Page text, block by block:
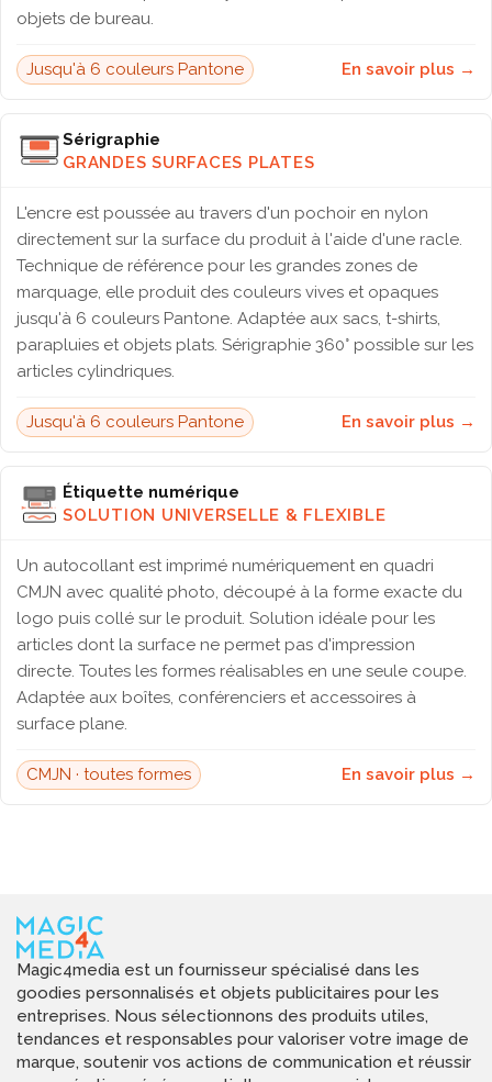
objets de bureau.
Jusqu'à 6 couleurs Pantone En savoir plus →
Sérigraphie
GRANDES SURFACES PLATES
L'encre est poussée au travers d'un pochoir en nylon
directement sur la surface du produit à l'aide d'une racle.
Technique de référence pour les grandes zones de
marquage, elle produit des couleurs vives et opaques
jusqu'à 6 couleurs Pantone. Adaptée aux sacs, t-shirts,
parapluies et objets plats. Sérigraphie 360° possible sur les
articles cylindriques.
Jusqu'à 6 couleurs Pantone En savoir plus →
Étiquette numérique
SOLUTION UNIVERSELLE & FLEXIBLE
Un autocollant est imprimé numériquement en quadri
CMJN avec qualité photo, découpé à la forme exacte du
logo puis collé sur le produit. Solution idéale pour les
articles dont la surface ne permet pas d'impression
directe. Toutes les formes réalisables en une seule coupe.
Adaptée aux boîtes, conférenciers et accessoires à
surface plane.
CMJN · toutes formes En savoir plus →
Magic4media est un fournisseur spécialisé dans les
goodies personnalisés et objets publicitaires pour les
entreprises. Nous sélectionnons des produits utiles,
tendances et responsables pour valoriser votre image de
marque, soutenir vos actions de communication et réussir